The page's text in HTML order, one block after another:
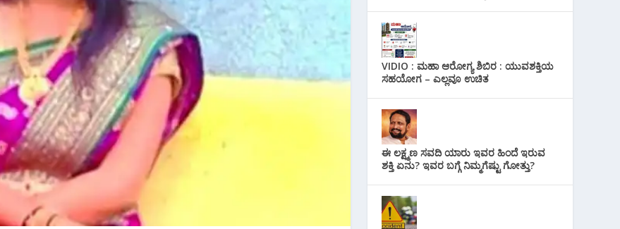
VIDIO : ಮಹಾ ಆರೋಗ್ಯ ಶಿಬಿರ : ಯುವಶಕ್ತಿಯ
ಸಹಯೋಗ – ಎಲ್ಲವೂ ಉಚಿತ
ಈ ಲಕ್ಷ್ಮಣ ಸವದಿ ಯಾರು ಇವರ ಹಿಂದೆ ಇರುವ
ಶಕ್ತಿ ಏನು? ಇವರ ಬಗ್ಗೆ ನಿಮ್ಮಗೆಷ್ಟು ಗೋತ್ತು?